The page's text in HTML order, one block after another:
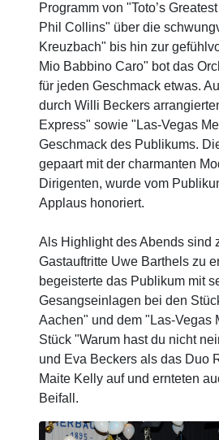
Programm von "Toto’s
Phil Collins" über die
Kreuzbach" bis hin zur
Mio Babbino Caro" bot das
für jeden Geschmack etwas.
durch Willi Beckers
Express" sowie "Las-Vegas
Geschmack des Publikums.
gepaart mit der charmanten
Dirigenten, wurde vom
Applaus honoriert.
Als Highlight des Abends sind
Gastauftritte Uwe Barthels zu
begeisterte das Publikum mit
Gesangseinlagen bei den
Aachen" und dem "Las-Vegas
Stück "Warum hast du nicht
und Eva Beckers als das Duo
Maite Kelly auf und ernteten
Beifall.